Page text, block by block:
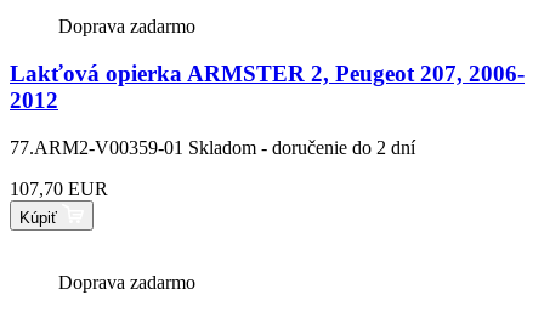
Doprava zadarmo
Lakťová opierka ARMSTER 2, Peugeot 207, 2006-
2012
77.ARM2-V00359-01 Skladom - doručenie do 2 dní
107,70 EUR
Kúpiť
Doprava zadarmo